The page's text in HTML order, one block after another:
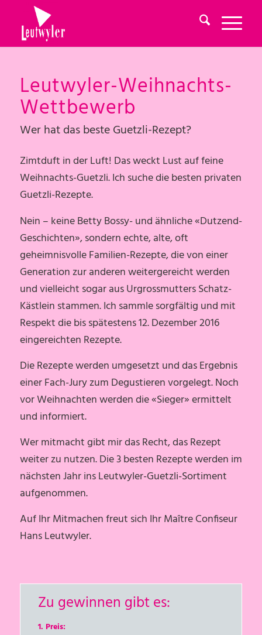
Leutwyler-Weihnachts-
Wettbewerb
Wer hat das beste Guetzli-Rezept?
Zimtduft in der Luft! Das weckt Lust auf feine
Weihnachts-Guetzli. Ich suche die besten privaten
Guetzli-Rezepte.
Nein – keine Betty Bossy- und ähnliche «Dutzend-
Geschichten», sondern echte, alte, oft
geheimnisvolle Familien-Rezepte, die von einer
Generation zur anderen weitergereicht werden
und vielleicht sogar aus Urgrossmutters Schatz-
Kästlein stammen. Ich sammle sorgfältig und mit
Respekt die bis spätestens 12. Dezember 2016
eingereichten Rezepte.
Die Rezepte werden umgesetzt und das Ergebnis
einer Fach-Jury zum Degustieren vorgelegt. Noch
vor Weihnachten werden die «Sieger» ermittelt
und informiert.
Wer mitmacht gibt mir das Recht, das Rezept
weiter zu nutzen. Die 3 besten Rezepte werden im
nächsten Jahr ins Leutwyler-Guetzli-Sortiment
aufgenommen.
Auf Ihr Mitmachen freut sich Ihr Maître Confiseur
Hans Leutwyler.
Zu gewinnen gibt es:
1. Preis: